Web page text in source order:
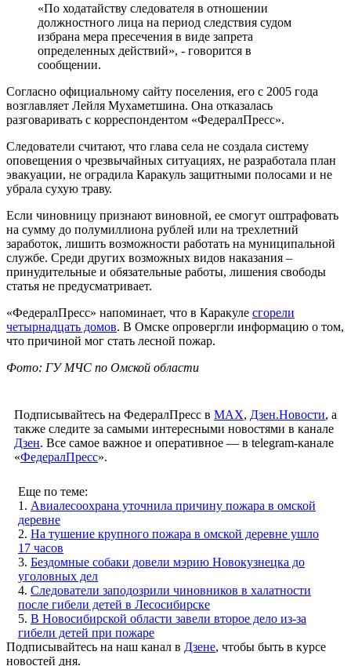
«По ходатайству следователя в отношении
должностного лица на период следствия судом
избрана мера пресечения в виде запрета
определенных действий», - говорится в
сообщении.
Согласно официальному сайту поселения, его с 2005 года
возглавляет Лейля Мухаметшина. Она отказалась
разговаривать с корреспондентом «ФедералПресс».
Следователи считают, что глава села не создала систему
оповещения о чрезвычайных ситуациях, не разработала план
эвакуации, не оградила Каракуль защитными полосами и не
убрала сухую траву.
Если чиновницу признают виновной, ее смогут оштрафовать
на сумму до полумиллиона рублей или на трехлетний
заработок, лишить возможности работать на муниципальной
службе. Среди других возможных видов наказания –
принудительные и обязательные работы, лишения свободы
статья не предусматривает.
«ФедералПресс» напоминает, что в Каракуле сгорели
четырнадцать домов. В Омске опровергли информацию о том,
что причиной мог стать лесной пожар.
Фото: ГУ МЧС по Омской области
Подписывайтесь на ФедералПресс в МАХ, Дзен.Новости, а
также следите за самыми интересными новостями в канале
Дзен. Все самое важное и оперативное — в telegram-канале
«ФедералПресс».
Еще по теме:
1. Авиалесоохрана уточнила причину пожара в омской
деревне
2. На тушение крупного пожара в омской деревне ушло
17 часов
3. Бездомные собаки довели мэрию Новокузнецка до
уголовных дел
4. Следователи заподозрили чиновников в халатности
после гибели детей в Лесосибирске
5. В Новосибирской области завели второе дело из-за
гибели детей при пожаре
Подписывайтесь на наш канал в Дзене, чтобы быть в курсе
новостей дня.